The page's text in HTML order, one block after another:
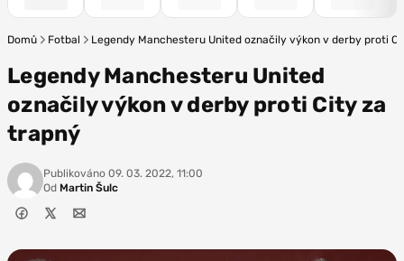
Domů Fotbal Legendy Manchesteru United označily výkon v derby proti
Legendy Manchesteru United
označily výkon v derby proti City za
trapný
Publikováno 09. 03. 2022, 11:00
Od Martin Šulc